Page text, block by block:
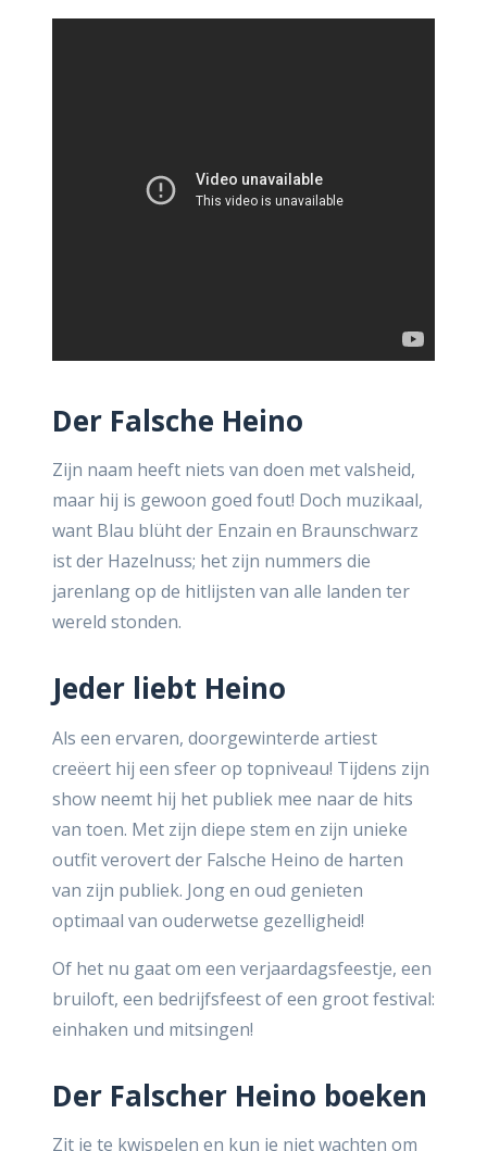
Der Falsche Heino
Zijn naam heeft niets van doen met valsheid,
maar hij is gewoon goed fout! Doch muzikaal,
want Blau blüht der Enzain en Braunschwarz
ist der Hazelnuss; het zijn nummers die
jarenlang op de hitlijsten van alle landen ter
wereld stonden.
Jeder liebt Heino
Als een ervaren, doorgewinterde artiest
creëert hij een sfeer op topniveau! Tijdens zijn
show neemt hij het publiek mee naar de hits
van toen. Met zijn diepe stem en zijn unieke
outfit verovert der Falsche Heino de harten
van zijn publiek. Jong en oud genieten
optimaal van ouderwetse gezelligheid!
Of het nu gaat om een verjaardagsfeestje, een
bruiloft, een bedrijfsfeest of een groot festival:
einhaken und mitsingen!
Der Falscher Heino boeken
Zit je te kwispelen en kun je niet wachten om